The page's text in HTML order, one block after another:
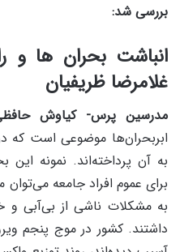
بررسی شد:
انباشت بحران ها و
غلامرضا ظریفیان
مدرسین پرس- کیاوش
ابربحران‌ها موضوعی است که
به آن پرداخته‌اند. نمونه
برای عموم افراد جامعه
به مشکلات ناشی از بی‌آبی و
داشتند. کشور در موج پنجم